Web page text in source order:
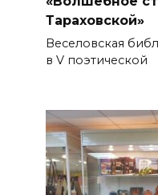
Тараховской»
Веселовская
в V поэтической